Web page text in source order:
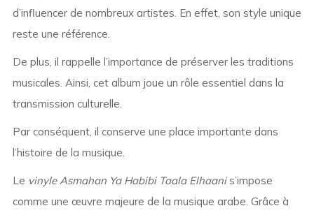
d’influencer de nombreux artistes. En effet, son style unique
reste une référence.
De plus, il rappelle l’importance de préserver les traditions
musicales. Ainsi, cet album joue un rôle essentiel dans la
transmission culturelle.
Par conséquent, il conserve une place importante dans
l’histoire de la musique.
Le vinyle Asmahan Ya Habibi Taala Elhaanis’impose
comme une œuvre majeure de la musique arabe. Grâce à